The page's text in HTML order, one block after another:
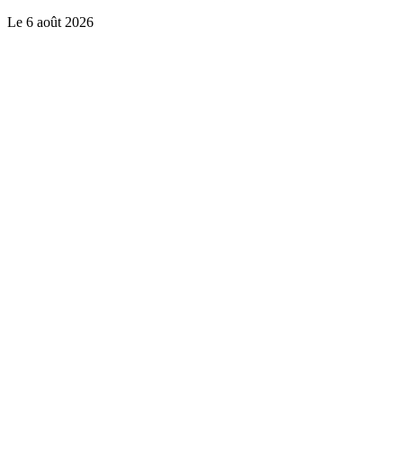
Le 6 août 2026